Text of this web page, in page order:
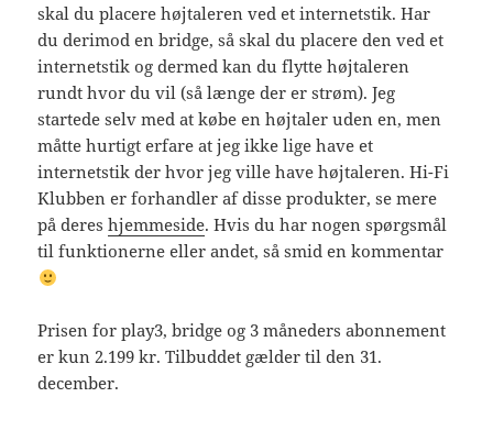
skal du placere højtaleren ved et internetstik. Har
du derimod en bridge, så skal du placere den ved et
internetstik og dermed kan du flytte højtaleren
rundt hvor du vil (så længe der er strøm). Jeg
startede selv med at købe en højtaler uden en, men
måtte hurtigt erfare at jeg ikke lige have et
internetstik der hvor jeg ville have højtaleren. Hi-Fi
Klubben er forhandler af disse produkter, se mere
på dereshjemmeside. Hvis du har nogen spørgsmål
til funktionerne eller andet, så smid en kommentar
Prisen for play3, bridge og 3 måneders abonnement
er kun 2.199 kr. Tilbuddet gælder til den 31.
december.